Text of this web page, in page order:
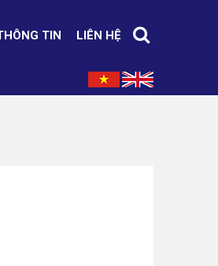
TIN LIÊN HỆ